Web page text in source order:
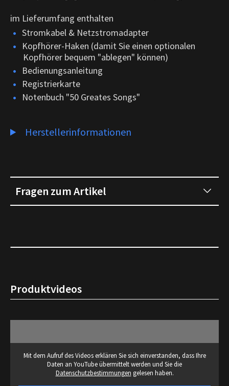
im Lieferumfang enthalten
Stromkabel & Netzstromadapter
Kopfhörer-Haken (damit Sie einen optionalen
Kopfhörer bequem "ablegen" können)
Bedienungsanleitung
Registrierkarte
Notenbuch "50 Greates Songs"
Herstellerinformationen
Fragen zum Artikel
Produktvideos
Mit dem Aufruf des Videos erklären Sie sich einverstanden, dass Ihre
Daten an YouTube übermittelt werden und Sie die
Datenschutzbestimmungen gelesen haben.